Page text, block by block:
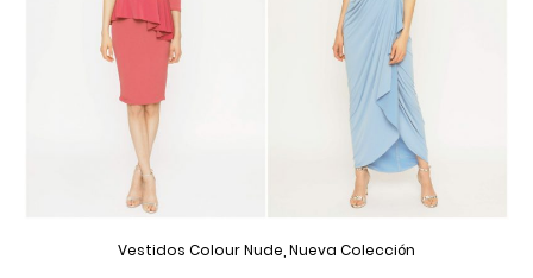
Vestidos Colour Nude, Nueva Colección